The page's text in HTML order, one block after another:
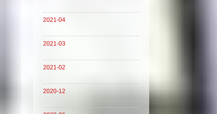
2021-04
2021-03
2021-02
2020-12